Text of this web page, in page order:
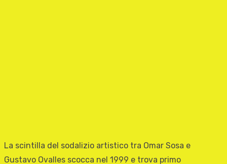
La scintilla del sodalizio artistico tra Omar Sosa e
Gustavo Ovalles scocca nel 1999 e trova primo